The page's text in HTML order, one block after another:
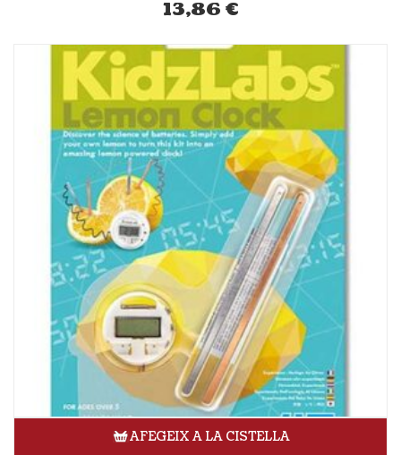
13,86 €
AFEGEIX A LA CISTELLA